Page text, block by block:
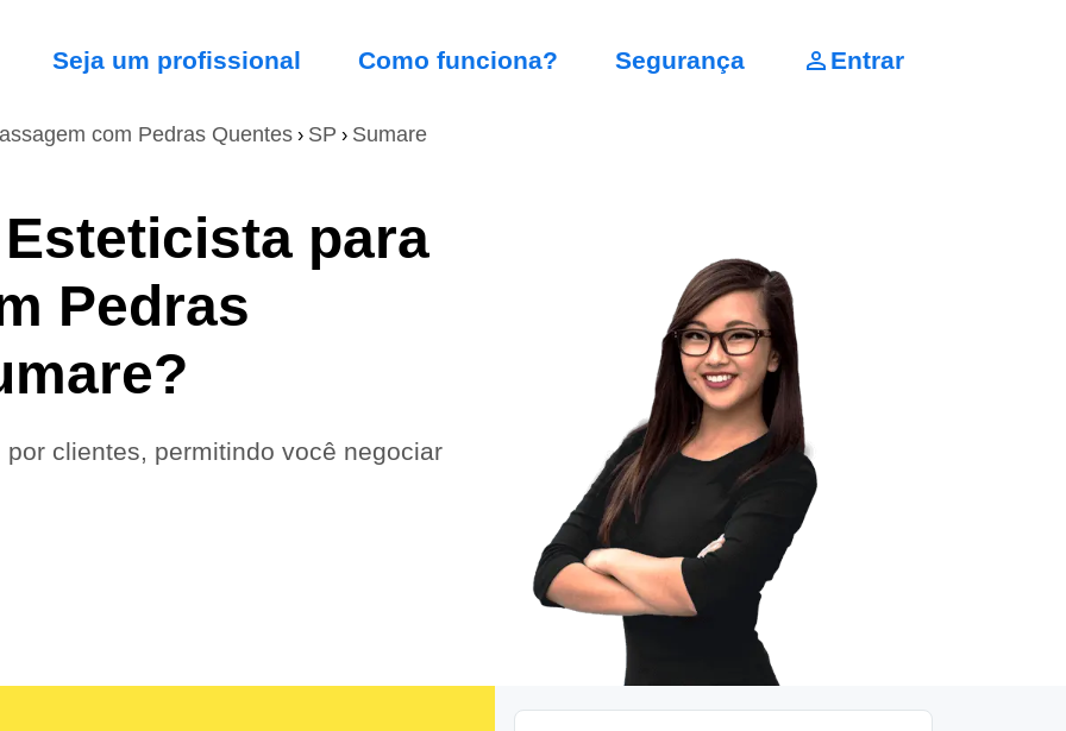
Seja um profissional Como funciona? Segurança Entrar
com Pedras Quentes › SP › Sumare
para
Pedras
clientes, permitindo você negociar